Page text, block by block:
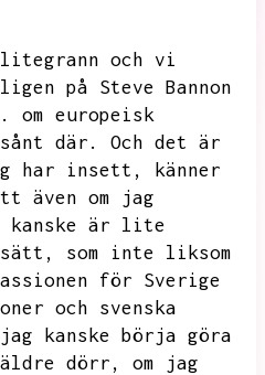
och vi
på Steve Bannon
om europeisk
där.
Och det är
har insett,
känner
även om jag
kanske är lite
sätt,
som inte liksom
för Sverige
och svenska
jag kanske börja göra
dörr,
om jag